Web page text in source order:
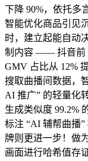
下降 90%，依托多
智能优化商品引见
时，建立起能自动
制内容 —— 抖音前
GMV 占比从 12%
搜取曲播间数据，
AI 推广” 的轻量化
生成类似度 99.2%
标注 “AI 辅帮曲播
牌则更进一步！做
画面进行哈希值存